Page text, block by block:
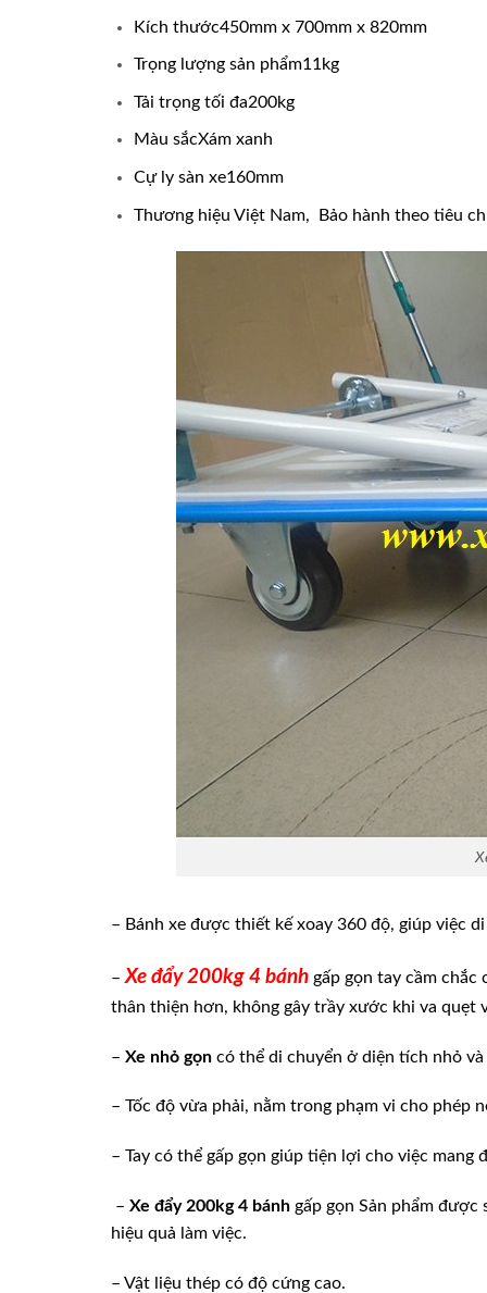
Kích thước450mm x 700mm x 820mm
Trọng lượng sản phẩm11kg
Tải trọng tối đa200kg
Màu sắcXám xanh
Cự ly sàn xe160mm
Thương hiệu Việt Nam, Bảo hành theo tiêu
– Bánh xe được thiết kế xoay 360 độ, giúp việc
– Xe đẩy 200kg 4 bánh gấp gọn tay cầm chắc
thân thiện hơn, không gây trầy xước khi va quẹt
– Xe nhỏ gọn có thể di chuyển ở diện tích nhỏ
– Tốc độ vừa phải, nằm trong phạm vi cho phép
– Tay có thể gấp gọn giúp tiện lợi cho việc mang
– Xe đẩy 200kg 4 bánh gấp gọn Sản phẩm
hiệu quả làm việc.
– Vật liệu thép có độ cứng cao.